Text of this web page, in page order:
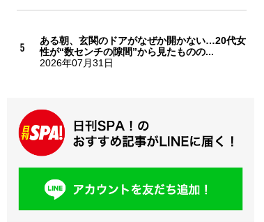
ある朝、玄関のドアがなぜか開かない…20代女
性が“数センチの隙間”から見たものの...
2026年07月31日